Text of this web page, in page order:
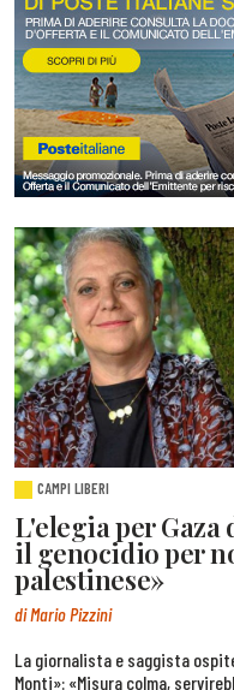
CAMPI LIBERI
L'elegia per Gaza
il genocidio per
palestinese»
di Mario Pizzini
La giornalista e saggista
Monti»: «Misura colma,